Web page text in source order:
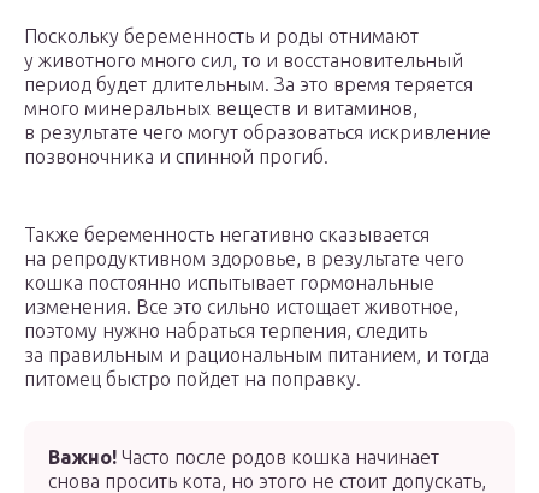
Поскольку беременность и роды отнимают
у животного много сил, то и восстановительный
период будет длительным. За это время теряется
много минеральных веществ и витаминов,
в результате чего могут образоваться искривление
позвоночника и спинной прогиб.
Также беременность негативно сказывается
на репродуктивном здоровье, в результате чего
кошка постоянно испытывает гормональные
изменения. Все это сильно истощает животное,
поэтому нужно набраться терпения, следить
за правильным и рациональным питанием, и тогда
питомец быстро пойдет на поправку.
Важно! Часто после родов кошка начинает
снова просить кота, но этого не стоит допускать,